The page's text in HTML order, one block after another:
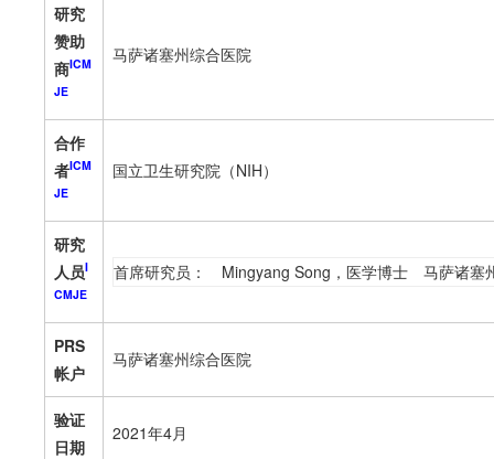
研究
赞助
商ICM
JE
马萨诸塞州综合医院
合作
者ICM
JE
国立卫生研究院（NIH）
研究
人员I
CMJE
首席研究员： Mingyang Song，医学博士 马萨诸塞
PRS
帐户
马萨诸塞州综合医院
验证
日期
2021年4月